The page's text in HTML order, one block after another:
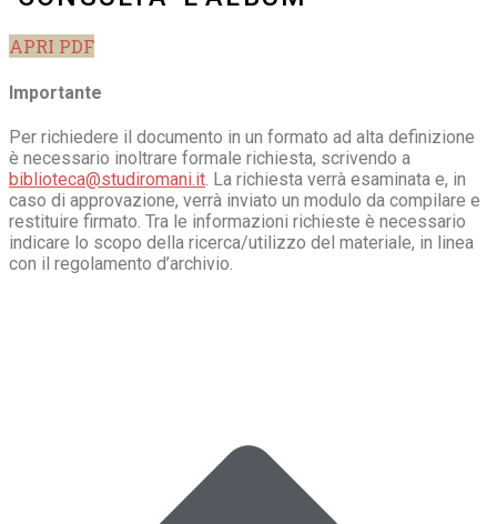
APRI PDF
Importante
Per richiedere il documento in un formato ad alta definizione
è necessario inoltrare formale richiesta, scrivendo a
biblioteca@studiromani.it. La richiesta verrà esaminata e, in
caso di approvazione, verrà inviato un modulo da compilare e
restituire firmato. Tra le informazioni richieste è necessario
indicare lo scopo della ricerca/utilizzo del materiale, in linea
con il regolamento d’archivio.